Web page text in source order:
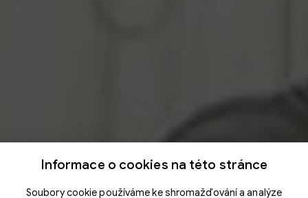
Informace o cookies na této stránce
Soubory cookie používáme ke shromažďování a analýze